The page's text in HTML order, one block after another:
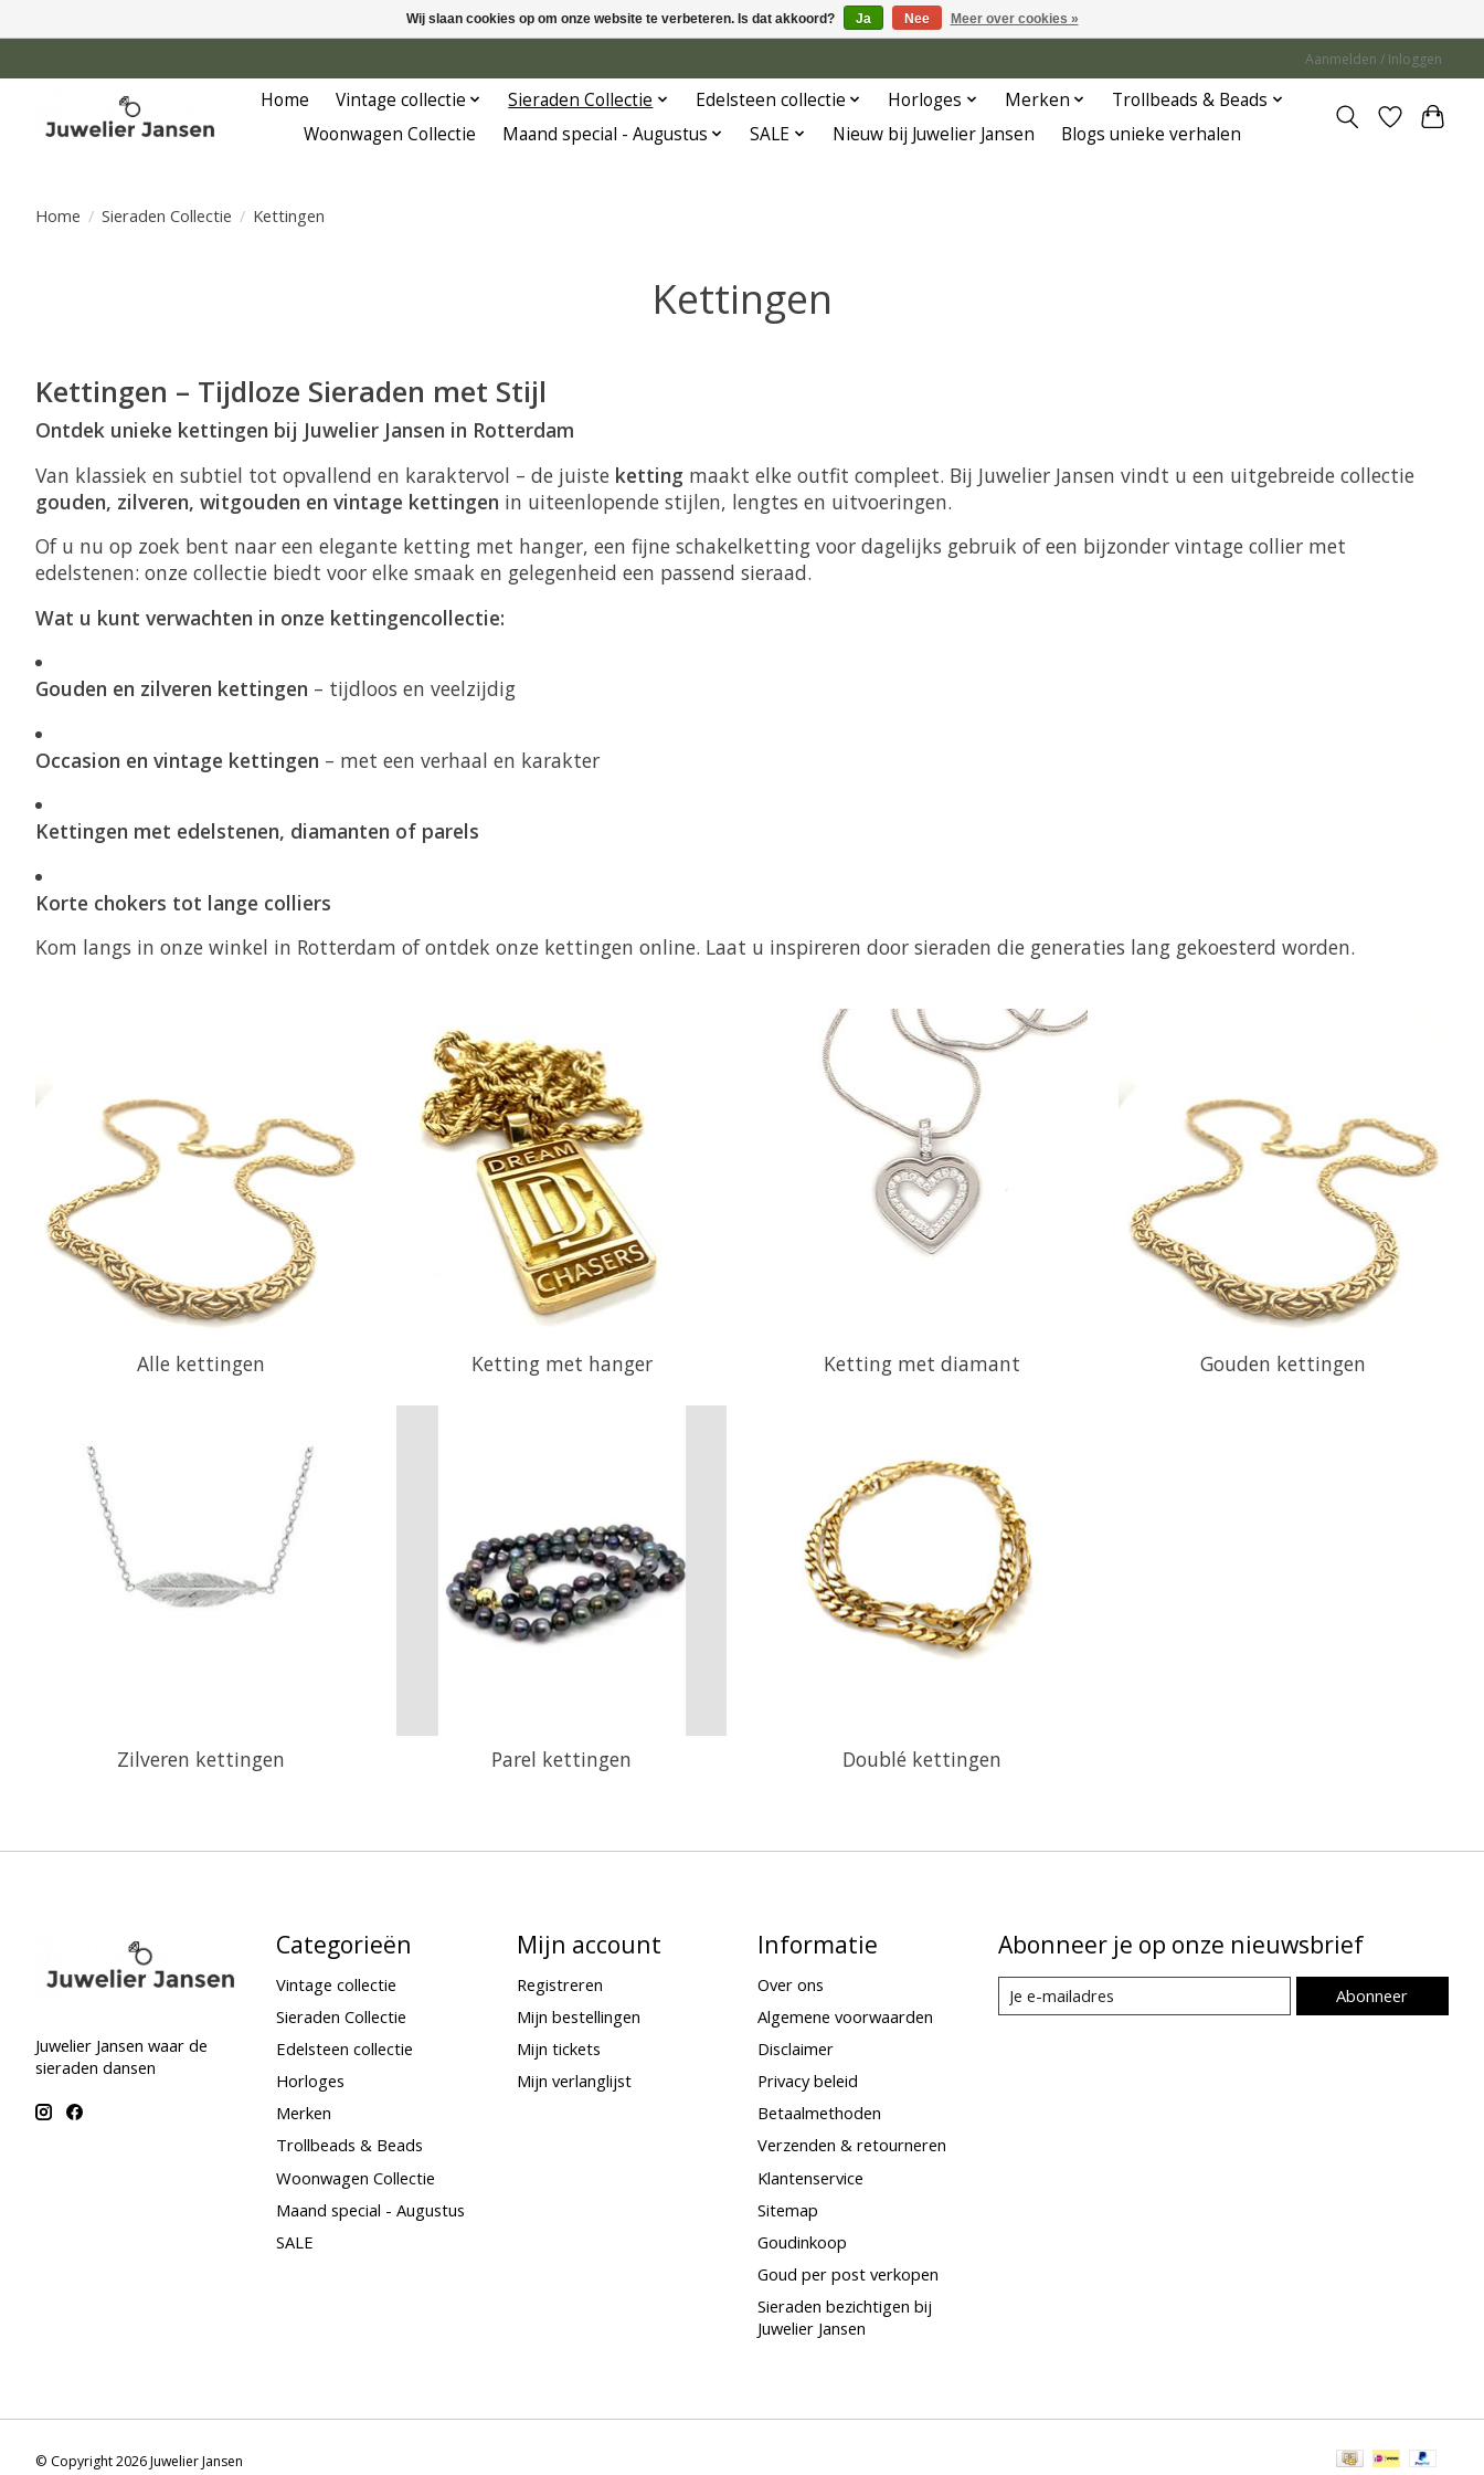
Aanmelden / Inloggen
Home Vintage collectie Sieraden Collectie Edelsteen collectie Horloges Merken
Trollbeads & Beads
Woonwagen Collectie
Maand special - Augustus SALE Nieuw bij Juwelier Jansen Blogs unieke verhalen
Home / Sieraden Collectie / Kettingen
Kettingen
Kettingen – Tijdloze Sieraden met Stijl
Ontdek unieke kettingen bij Juwelier Jansen in Rotterdam
Van klassiek en subtiel tot opvallend en karaktervol – de juiste ketting maakt elke outfit compleet. Bij Juwelier Jansen vindt u een uitgebreide collectie
gouden, zilveren, witgouden en vintage kettingen in uiteenlopende stijlen, lengtes en uitvoeringen.
Of u nu op zoek bent naar een elegante ketting met hanger, een fijne schakelketting voor dagelijks gebruik of een bijzonder vintage collier met
edelstenen: onze collectie biedt voor elke smaak en gelegenheid een passend sieraad.
Wat u kunt verwachten in onze kettingencollectie:
Gouden en zilveren kettingen – tijdloos en veelzijdig
Occasion en vintage kettingen – met een verhaal en karakter
Kettingen met edelstenen, diamanten of parels
Korte chokers tot lange colliers
Kom langs in onze winkel in Rotterdam of ontdek onze kettingen online. Laat u inspireren door sieraden die generaties lang gekoesterd worden.
Alle kettingen Ketting met hanger Ketting met diamant Gouden kettingen
Zilveren kettingen Parel kettingen Doublé kettingen
Juwelier Jansen waar de
sieraden dansen
Categorieën
Vintage collectie
Sieraden Collectie
Edelsteen collectie
Horloges
Merken
Trollbeads & Beads
Woonwagen Collectie
Maand special - Augustus
SALE
Mijn account
Registreren
Mijn bestellingen
Mijn tickets
Mijn verlanglijst
Informatie
Over ons
Algemene voorwaarden
Disclaimer
Privacy beleid
Betaalmethoden
Verzenden & retourneren
Klantenservice
Sitemap
Goudinkoop
Goud per post verkopen
Sieraden bezichtigen bij
Juwelier Jansen
Abonneer je op onze nieuwsbrief
Abonneer
© Copyright 2026 Juwelier Jansen
Wij slaan cookies op om onze website te verbeteren. Is dat akkoord? Ja Nee Meer over cookies »